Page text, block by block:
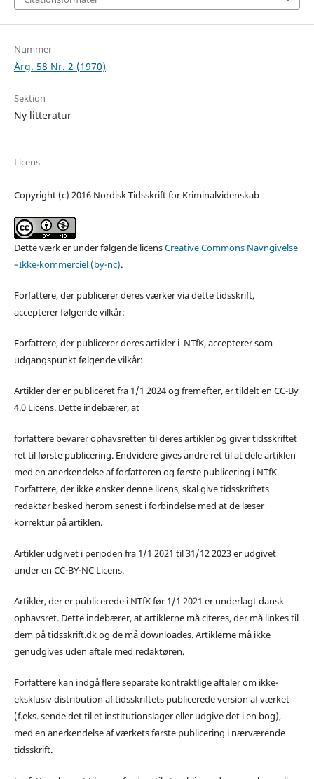
Nummer
Årg. 58 Nr. 2 (1970)
Sektion
Ny litteratur
Licens
Copyright (c) 2016 Nordisk Tidsskrift for Kriminalvidenskab
Dette værk er under følgende licensCreative Commons Navngivelse
–Ikke-kommerciel (by-nc).
Forfattere, der publicerer deres værker via dette tidsskrift,
accepterer følgende vilkår:
Forfattere, der publicerer deres artikler i NTfK, accepterer som
udgangspunkt følgende vilkår:
Artikler der er publiceret fra 1/1 2024 og fremefter, er tildelt en CC-By
4.0 Licens. Dette indebærer, at
forfattere bevarer ophavsretten til deres artikler og giver tidsskriftet
ret til første publicering. Endvidere gives andre ret til at dele artiklen
med en anerkendelse af forfatteren og første publicering i NTfK.
Forfattere, der ikke ønsker denne licens, skal give tidsskriftets
redaktør besked herom senest i forbindelse med at de læser
korrektur på artiklen.
Artikler udgivet i perioden fra 1/1 2021 til 31/12 2023 er udgivet
under en CC-BY-NC Licens.
Artikler, der er publicerede i NTfK før 1/1 2021 er underlagt dansk
ophavsret. Dette indebærer, at artiklerne må citeres, der må linkes til
dem på tidsskrift.dk og de må downloades. Artiklerne må ikke
genudgives uden aftale med redaktøren.
Forfattere kan indgå flere separate kontraktlige aftaler om ikke-
eksklusiv distribution af tidsskriftets publicerede version af værket
(f.eks. sende det til et institutionslager eller udgive det i en bog),
med en anerkendelse af værkets første publicering i nærværende
tidsskrift.